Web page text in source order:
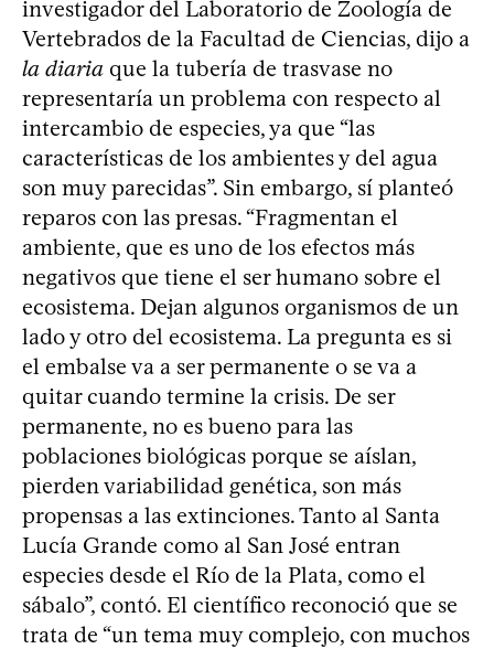
investigador del Laboratorio de Zoología de
Vertebrados de la Facultad de Ciencias, dijo a
la diaria que la tubería de trasvase no
representaría un problema con respecto al
intercambio de especies, ya que “las
características de los ambientes y del agua
son muy parecidas”. Sin embargo, sí planteó
reparos con las presas. “Fragmentan el
ambiente, que es uno de los efectos más
negativos que tiene el ser humano sobre el
ecosistema. Dejan algunos organismos de un
lado y otro del ecosistema. La pregunta es si
el embalse va a ser permanente o se va a
quitar cuando termine la crisis. De ser
permanente, no es bueno para las
poblaciones biológicas porque se aíslan,
pierden variabilidad genética, son más
propensas a las extinciones. Tanto al Santa
Lucía Grande como al San José entran
especies desde el Río de la Plata, como el
sábalo”, contó. El científico reconoció que se
trata de “un tema muy complejo, con muchos